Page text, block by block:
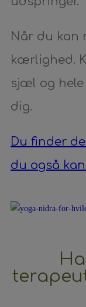
Når du kan
kærlighed.
sjæl og
dig.
Du finder
du også